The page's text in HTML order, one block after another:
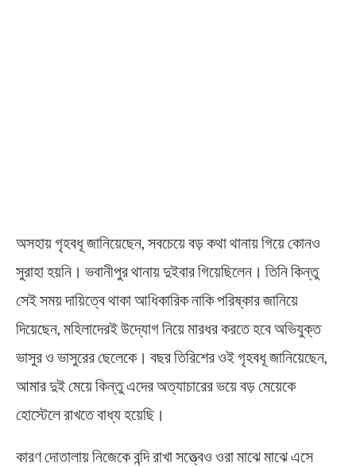
অসহায় গৃহবধূ জানিয়েছেন, সবচেয়ে বড় কথা থানায় গিয়ে কোনও
সুরাহা হয়নি। ভবানীপুর থানায় দুইবার গিয়েছিলেন। তিনি কিন্তু
সেই সময় দায়িত্বে থাকা আধিকারিক নাকি পরিষ্কার জানিয়ে
দিয়েছেন, মহিলাদেরই উদ্যোগ নিয়ে মারধর করতে হবে অভিযুক্ত
ভাসুর ও ভাসুরের ছেলেকে। বছর তিরিশের ওই গৃহবধূ জানিয়েছেন,
আমার দুই মেয়ে কিন্তু এদের অত্যাচারের ভয়ে বড় মেয়েকে
হোস্টেলে রাখতে বাধ্য হয়েছি।
কারণ দোতালায় নিজেকে বন্দি রাখা সত্ত্বেও ওরা মাঝে মাঝে এসে